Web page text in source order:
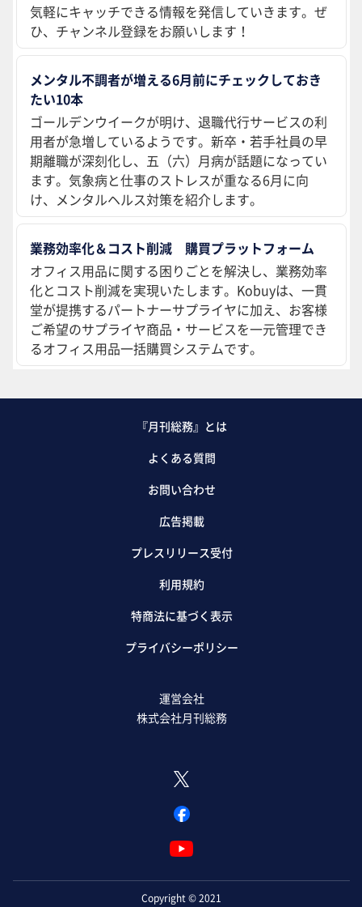
気軽にキャッチできる情報を発信していきます。ぜ
ひ、チャンネル登録をお願いします！
メンタル不調者が増える6月前にチェックしておき
たい10本
ゴールデンウイークが明け、退職代行サービスの利
用者が急増しているようです。新卒・若手社員の早
期離職が深刻化し、五（六）月病が話題になってい
ます。気象病と仕事のストレスが重なる6月に向
け、メンタルヘルス対策を紹介します。
業務効率化＆コスト削減 購買プラットフォーム
オフィス用品に関する困りごとを解決し、業務効率
化とコスト削減を実現いたします。Kobuyは、一貫
堂が提携するパートナーサプライヤに加え、お客様
ご希望のサプライヤ商品・サービスを一元管理でき
るオフィス用品一括購買システムです。
『月刊総務』とは
よくある質問
お問い合わせ
広告掲載
プレスリリース受付
利用規約
特商法に基づく表示
プライバシーポリシー
運営会社
株式会社月刊総務
Copyright © 2021